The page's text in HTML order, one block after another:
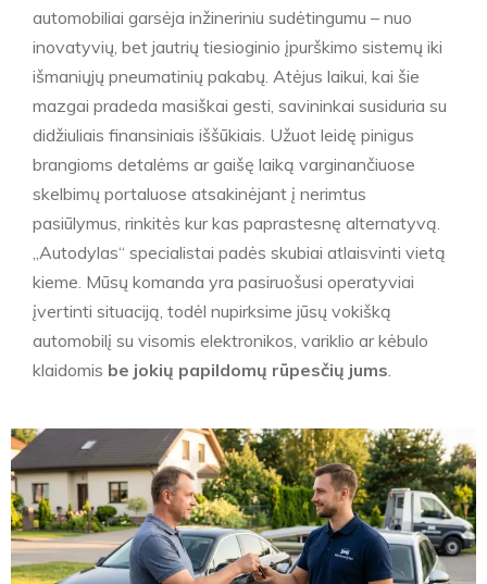
automobiliai garsėja inžineriniu sudėtingumu – nuo
inovatyvių, bet jautrių tiesioginio įpurškimo sistemų iki
išmaniųjų pneumatinių pakabų. Atėjus laikui, kai šie
mazgai pradeda masiškai gesti, savininkai susiduria su
didžiuliais finansiniais iššūkiais. Užuot leidę pinigus
brangioms detalėms ar gaišę laiką varginančiuose
skelbimų portaluose atsakinėjant į nerimtus
pasiūlymus, rinkitės kur kas paprastesnę alternatyvą.
„Autodylas“ specialistai padės skubiai atlaisvinti vietą
kieme. Mūsų komanda yra pasiruošusi operatyviai
įvertinti situaciją, todėl nupirksime jūsų vokišką
automobilį su visomis elektronikos, variklio ar kėbulo
klaidomis be jokių papildomų rūpesčių jums